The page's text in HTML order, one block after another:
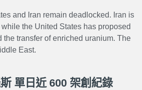
and Iran remain deadlocked. Iran is
the United States has proposed
transfer of enriched uranium. The
East.
單日近 600 架創紀錄